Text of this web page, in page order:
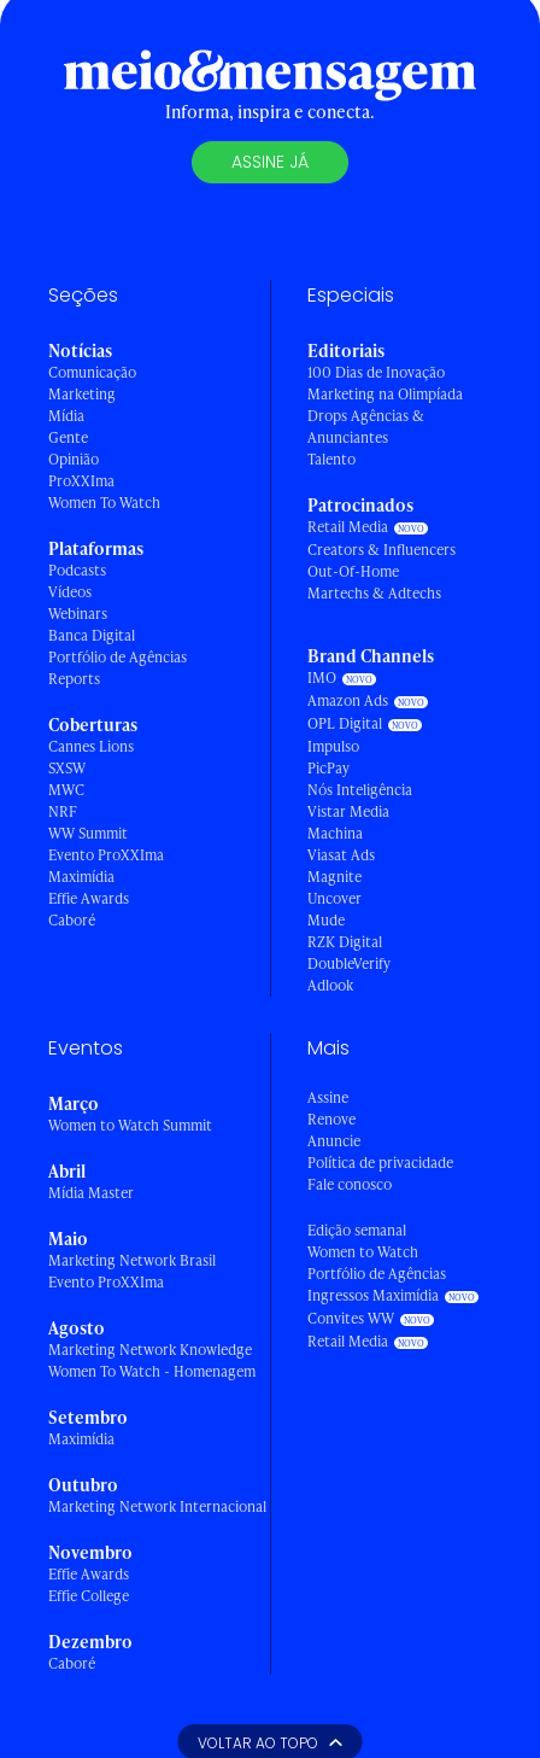
Informa, inspira e conecta.
ASSINE JÁ
Seções
Notícias
Comunicação
Marketing
Mídia
Gente
Opinião
ProXXIma
Women To Watch
Plataformas
Podcasts
Vídeos
Webinars
Banca Digital
Portfólio de Agências
Reports
Coberturas
Cannes Lions
SXSW
MWC
NRF
WW Summit
Evento ProXXIma
Maximídia
Effie Awards
Caboré
Especiais
Editoriais
100 Dias de Inovação
Marketing na Olimpíada
Drops Agências &
Anunciantes
Talento
Patrocinados
Retail Media
Creators & Influencers
Out-Of-Home
Martechs & Adtechs
Brand Channels
IMO
Amazon Ads
OPL Digital
Impulso
PicPay
Nós Inteligência
Vistar Media
Machina
Viasat Ads
Magnite
Uncover
Mude
RZK Digital
DoubleVerify
Adlook
Eventos
Março
Women to Watch Summit
Abril
Mídia Master
Maio
Marketing Network Brasil
Evento ProXXIma
Agosto
Marketing Network Knowledge
Women To Watch - Homenagem
Setembro
Maximídia
Outubro
Marketing Network Internacional
Novembro
Effie Awards
Effie College
Dezembro
Caboré
Mais
Assine
Renove
Anuncie
Política de privacidade
Fale conosco
Edição semanal
Women to Watch
Portfólio de Agências
Ingressos Maximídia
Convites WW
Retail Media
VOLTAR AO TOPO